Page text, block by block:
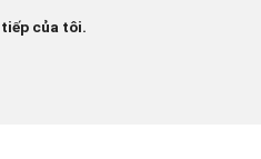
của tôi.